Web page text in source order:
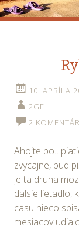
10. APRÍLA
2GE
2
Ahojte
zvycajne, bud
je ta druha
dalsie lietadlo,
casu nieco
mesiacov